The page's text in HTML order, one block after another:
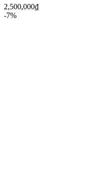
2,500,000₫
-7%